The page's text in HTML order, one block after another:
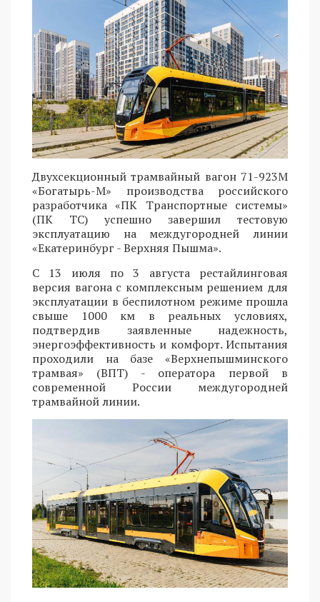
Двухсекционный трамвайный вагон 71-923М
«Богатырь-М» производства российского
разработчика «ПК Транспортные системы»
(ПК ТС) успешно завершил тестовую
эксплуатацию на междугородней линии
«Екатеринбург - Верхняя Пышма».
С 13 июля по 3 августа рестайлинговая
версия вагона с комплексным решением для
эксплуатации в беспилотном режиме прошла
свыше 1000 км в реальных условиях,
подтвердив заявленные надежность,
энергоэффективность и комфорт. Испытания
проходили на базе «Верхнепышминского
трамвая» (ВПТ) - оператора первой в
современной России междугородней
трамвайной линии.